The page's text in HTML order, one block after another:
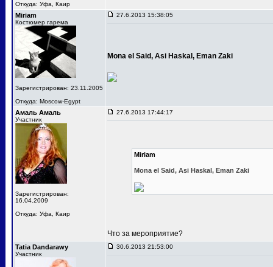
Откуда: Уфа, Каир
Miriam
Костюмер гарема
Зарегистрирован: 23.11.2005
Откуда: Moscow-Egypt
27.6.2013 15:38:05
Mona el Said, Asi Haskal, Eman Zaki
Амаль Амаль
Участник
Зарегистрирован:
16.04.2009
Откуда: Уфа, Каир
27.6.2013 17:44:17
Miriam
Mona el Said, Asi Haskal, Eman Zaki
Что за мероприятие?
Tatia Dandarawy
Участник
30.6.2013 21:53:00